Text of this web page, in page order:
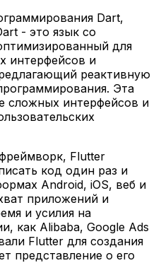
Dart,
- это язык со
для
интерфейсов и
реактивную
Эта
сложных интерфейсов и
Flutter
код один раз и
Android, iOS, веб и
приложений и
и усилия на
как Alibaba, Google Ads
Flutter для создания
представление о его